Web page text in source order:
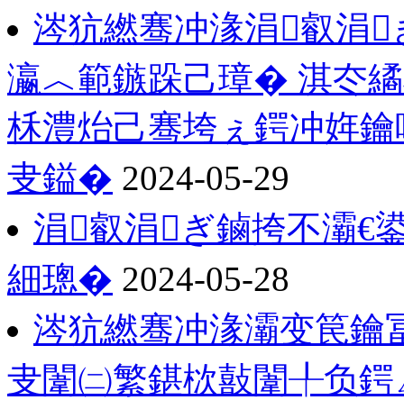
涔犺繎骞冲湪涓叡涓
瀛︿範鏃跺己璋� 淇冭
柇澧炲己骞垮ぇ鍔冲姩
叏鎰� 2024-05-29
涓叡涓ぎ鏀挎不灞€
細璁� 2024-05-28
涔犺繎骞冲湪灞变笢
叏闈㈡繁鍖栨敼闈╀负鍔